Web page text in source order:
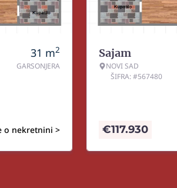
31 m2
GARSONJERA
o nekretnini >
Sajam
NOVI SAD
ŠIFRA: #567480
€117.930